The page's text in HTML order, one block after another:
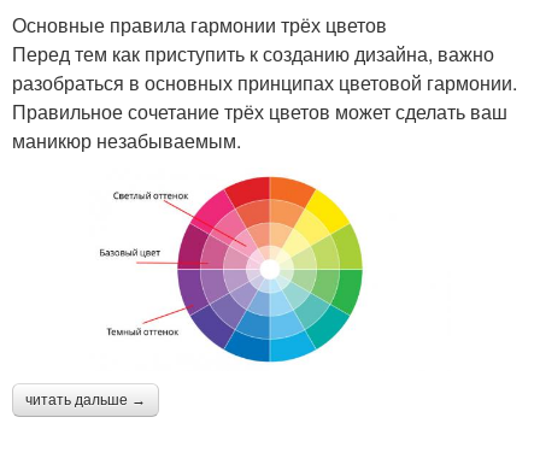
Основные правила гармонии трёх цветов
Перед тем как приступить к созданию дизайна, важно
разобраться в основных принципах цветовой гармонии.
Правильное сочетание трёх цветов может сделать ваш
маникюр незабываемым.
читать дальше →